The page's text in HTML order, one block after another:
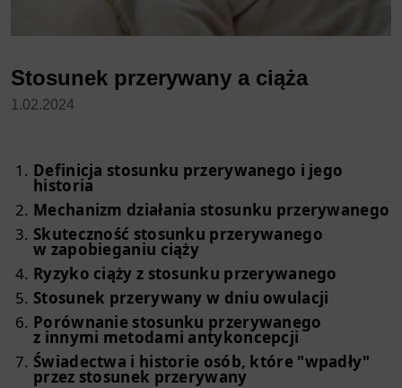
Stosunek przerywany a ciąża
1.02.2024
Definicja stosunku przerywanego i jego
historia
Mechanizm działania stosunku przerywanego
Skuteczność stosunku przerywanego
w zapobieganiu ciąży
Ryzyko ciąży z stosunku przerywanego
Stosunek przerywany w dniu owulacji
Porównanie stosunku przerywanego
z innymi metodami antykoncepcji
Świadectwa i historie osób, które "wpadły"
przez stosunek przerywany